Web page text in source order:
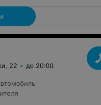
22 до 20:00